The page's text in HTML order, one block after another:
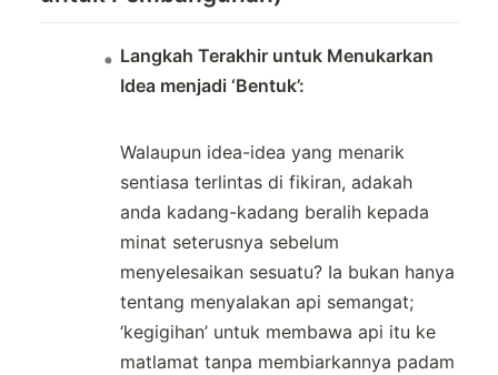
Langkah Terakhir untuk Menukarkan
Idea menjadi ‘Bentuk’:
Walaupun idea-idea yang menarik
sentiasa terlintas di fikiran, adakah
anda kadang-kadang beralih kepada
minat seterusnya sebelum
menyelesaikan sesuatu? Ia bukan hanya
tentang menyalakan api semangat;
‘kegigihan’ untuk membawa api itu ke
matlamat tanpa membiarkannya padam